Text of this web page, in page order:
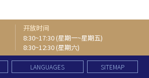
开放时间
8:30~17:30 (星期一~星期五)
8:30~12:30 (星期六)
LANGUAGES
SITEMAP